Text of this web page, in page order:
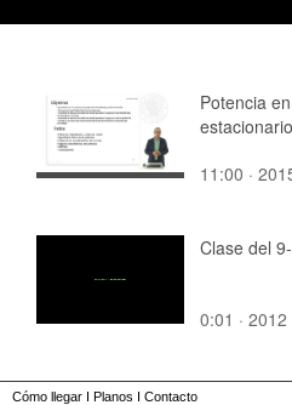
Potencia
11:00 ·
Clase del
0:01 · 2012
Cómo llegar I Planos I Contacto